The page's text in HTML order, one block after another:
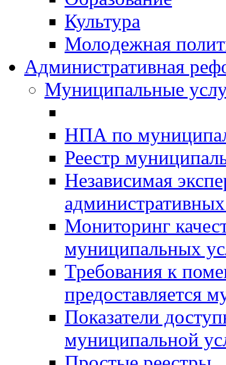
Культура
Молодежная
Административная
Муниципальные
НПА по
Реестр
Независимая
Мониторинг
муниципальных
Требования к
предоставляется
Показатели
муниципальной